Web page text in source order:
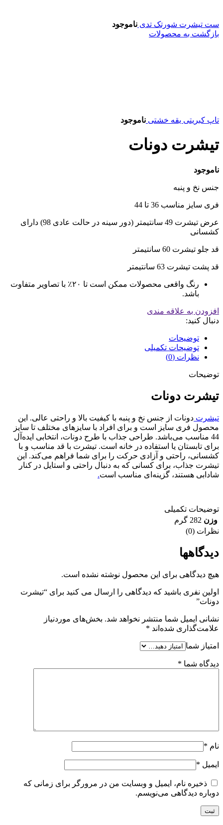
ست تیشرت شورتک تدی ناموجود
بازگشت به محصولات
تاپ کبریتی یقه خشتی ناموجود
تیشرت دونات
ناموجود
جنس نخ و پنبه
فری سایز مناسب 36 تا 44
عرض تیشرت 49 سانتیمتر (دور سینه در حالت عادی 98) دارای
کشسانی
قد جلو تیشرت 60 سانتیمتر
قد پشت تیشرت 63 سانتیمتر
رنگ واقعی محصولات ممکن است تا ۲۰٪ با تصاویر متفاوت
باشد.
افزودن به علاقه مندی
دنبال کنید:
توضیحات
توضیحات تکمیلی
نظرات (0)
توضیحات
تیشرت دونات
تیشرت دونات از جنس نخ و پنبه با کیفیت بالا و راحتی عالی. این
محصول فری سایز است و برای افراد با سایزهای مختلف تا سایز
44 مناسب می‌باشد. طراحی جذاب با طرح دونات، انتخابی ایده‌آل
برای تابستان یا استفاده در خانه است. تیشرت با قد مناسب و با
کشسانی، راحتی و آزادی حرکت را برای شما فراهم می‌کند. این
تیشرت جذاب، برای کسانی که به دنبال راحتی و استایل در کنار
شادابی هستند، گزینه‌ای مناسب است.
توضیحات تکمیلی
وزن 282 گرم
نظرات (0)
دیدگاهها
هیچ دیدگاهی برای این محصول نوشته نشده است.
اولین نفری باشید که دیدگاهی را ارسال می کنید برای “تیشرت
دونات”
نشانی ایمیل شما منتشر نخواهد شد. بخش‌های موردنیاز
علامت‌گذاری شده‌اند *
امتیاز شما
دیدگاه شما *
نام *
ایمیل *
ذخیره نام، ایمیل و وبسایت من در مرورگر برای زمانی که
دوباره دیدگاهی می‌نویسم.